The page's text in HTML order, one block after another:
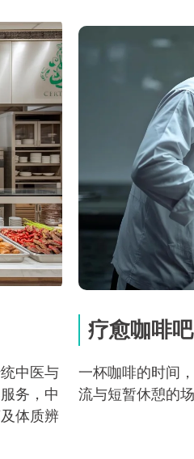
中医与
务，中
体质辨
疗愈咖啡吧
一杯咖啡的时间
流与短暂休憩的